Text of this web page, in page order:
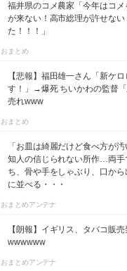
福井県のコメ農家「今年はコ
が来ない！高市総理が許せない
た！！！」
おまとめ
【悲報】福田雄一さん「新ケ
す！」→爆死 ちいかわの監督
売れwww
おまとめ
「お皿は綺麗だけど食べ方が
知人の信じられない所作…両手
ち、骨や手をしゃぶり、口か
に並べる・・・
おまとめアンテナ
【朗報】イギリス、タバコ販
wwwwww
おまとめアンテナ